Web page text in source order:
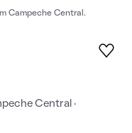
Campeche Central.
Central ·